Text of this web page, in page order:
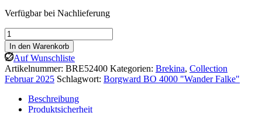
Verfügbar bei Nachlieferung
Brekina:
Borgward
BO
4000
"Wander-
Falke"
Menge
In den Warenkorb
Auf Wunschliste
Artikelnummer: BRE52400 Kategorien: Brekina, Collection
Februar 2025 Schlagwort: Borgward BO 4000 "Wander Falke"
Beschreibung
Produktsicherheit